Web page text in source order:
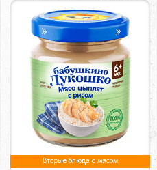
Вторые блюда с мясом